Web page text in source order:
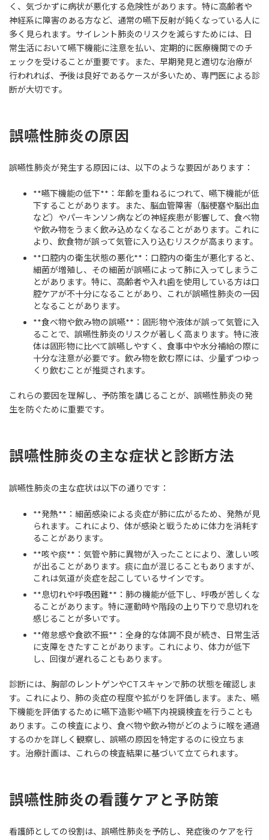
く、気づかずに病状が悪化する危険性があります。特に高齢者や
神経系に障害のある方など、通常の嚥下反射が鈍くなっている人に
多く見られます。サイレント肺炎のリスクを減らすためには、日
常生活において嚥下機能に注意を払い、定期的に医療機関でのチ
ェックを受けることが重要です。また、早期発見と適切な治療が
行われれば、予後は良好であるケースが多いため、専門医による診
断が大切です。
誤嚥性肺炎の原因
誤嚥性肺炎が発生する原因には、以下のような要因があります：
**嚥下機能の低下**：年齢を重ねるにつれて、嚥下機能が低
下することがあります。また、脳血管障害（脳梗塞や脳出血
など）やパーキンソン病などの神経疾患が影響して、食べ物
や飲み物をうまく飲み込めなくなることがあります。これに
より、飲食物が誤って気管に入り込むリスクが高まります。
**口腔内の衛生状態の悪化**：口腔内の衛生が悪化すると、
細菌が増殖し、その細菌が誤嚥によって肺に入ってしまうこ
とがあります。特に、高齢者や入れ歯を使用している方は口
腔ケアが不十分になることがあり、これが誤嚥性肺炎の一因
となることがあります。
**食べ物や飲み物の誤嚥**：固形物や液体が誤って気管に入
ることで、誤嚥性肺炎のリスクが著しく高まります。特に液
体は固形物に比べて誤嚥しやすく、食事中や水分補給の際に
十分な注意が必要です。飲み物を飲む際には、少量ずつゆっ
くり飲むことが推奨されます。
これらの要因を理解し、予防策を講じることが、誤嚥性肺炎の発
生を防ぐために重要です。
誤嚥性肺炎の主な症状と診断方法
誤嚥性肺炎の主な症状は以下の通りです：
**発熱**：細菌感染による炎症が肺に広がるため、発熱が見
られます。これにより、体が感染と戦うために体力を消耗す
ることがあります。
**咳や痰**：気管や肺に異物が入ったことにより、激しい咳
が出ることがあります。痰に血が混じることもありますが、
これは気道が炎症を起こしているサインです。
**息切れや呼吸困難**：肺の機能が低下し、呼吸が苦しくな
ることがあります。特に運動時や階段の上り下りで息切れを
感じることが多いです。
**倦怠感や食欲不振**：全身的な体調不良が続き、日常生活
に支障をきたすことがあります。これにより、体力が低下
し、回復が遅れることもあります。
診断には、胸部のレントゲンやCTスキャンで肺の状態を確認しま
す。これにより、肺の炎症の程度や拡がりを評価します。また、嚥
下機能を評価するために嚥下造影や嚥下内視鏡検査を行うことも
あります。この検査により、食べ物や飲み物がどのように喉を通過
するのかを詳しく観察し、誤嚥の原因を特定するのに役立ちま
す。治療計画は、これらの検査結果に基づいて立てられます。
誤嚥性肺炎の看護ケアと予防策
看護師としての役割は、誤嚥性肺炎を予防し、発症後のケアを行